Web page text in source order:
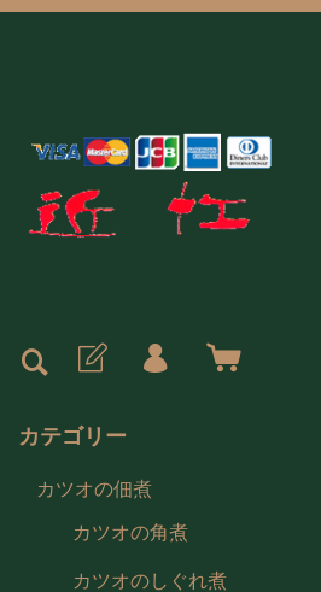
カテゴリー
カツオの佃煮
カツオの角煮
カツオのしぐれ煮